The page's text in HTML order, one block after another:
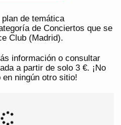
de temática
de Conciertos que se
Club (Madrid).
información o consultar
a partir de solo 3 €. ¡No
ningún otro sitio!